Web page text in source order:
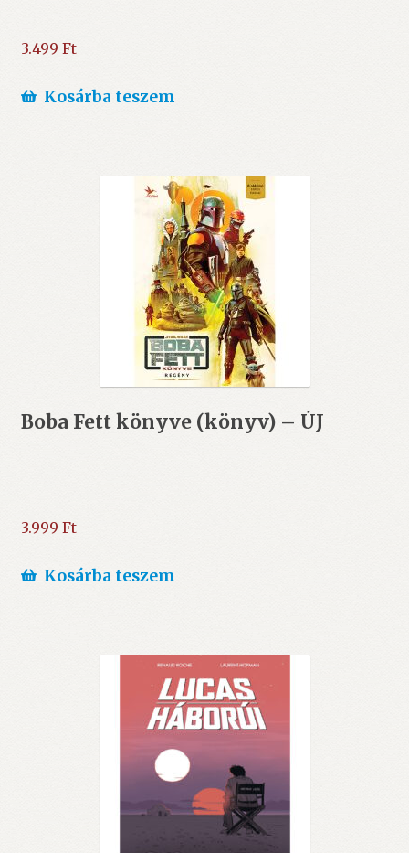
3.499 Ft
Kosárba teszem
Boba Fett könyve (könyv) – ÚJ
3.999 Ft
Kosárba teszem